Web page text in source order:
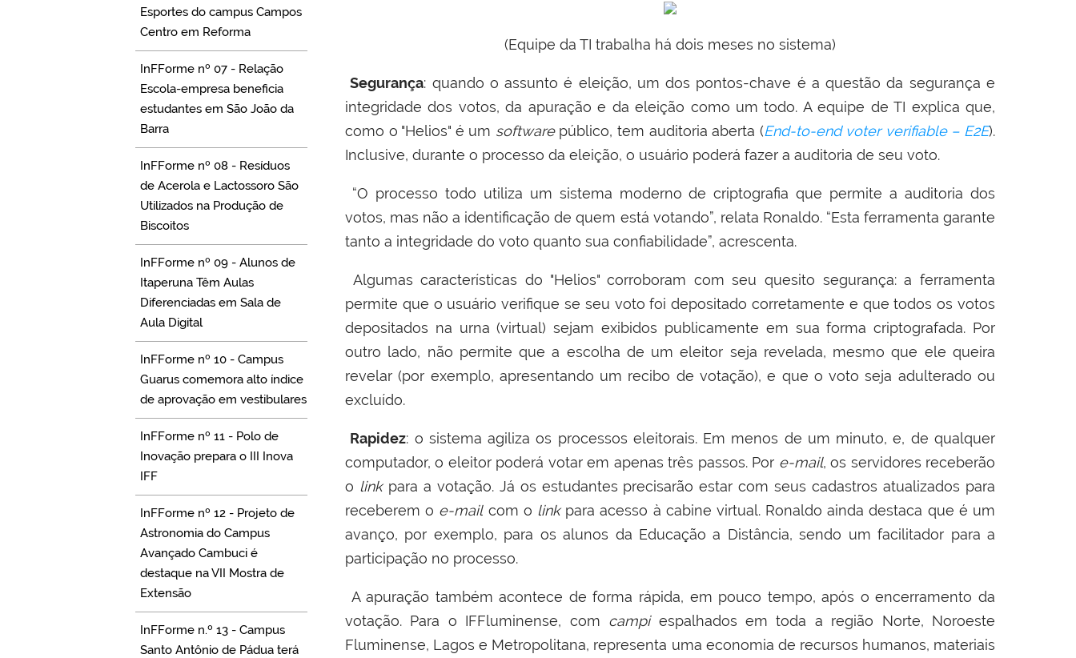
Esportes do campus Campos
Centro em Reforma
InFForme nº 07 - Relação
Escola-empresa beneficia
estudantes em São João da
Barra
InFForme nº 08 - Resíduos
de Acerola e Lactossoro São
Utilizados na Produção de
Biscoitos
InFForme nº 09 - Alunos de
Itaperuna Têm Aulas
Diferenciadas em Sala de
Aula Digital
InFForme nº 10 - Campus
Guarus comemora alto índice
de aprovação em vestibulares
InFForme nº 11 - Polo de
Inovação prepara o III Inova
IFF
InFForme nº 12 - Projeto de
Astronomia do Campus
Avançado Cambuci é
destaque na VII Mostra de
Extensão
InFForme n.º 13 - Campus
Santo Antônio de Pádua terá
(Equipe da TI trabalha há dois meses no sistema)
Segurança: quando o assunto é eleição, um dos pontos-chave é a questão da segurança e
integridade dos votos, da apuração e da eleição como um todo. A equipe de TI explica que,
como o "Helios" é um softwarepúblico, tem auditoria aberta (End-to-end voter verifiable – E2E).
Inclusive, durante o processo da eleição, o usuário poderá fazer a auditoria de seu voto.
“O processo todo utiliza um sistema moderno de criptografia que permite a auditoria dos
votos, mas não a identificação de quem está votando”, relata Ronaldo. “Esta ferramenta garante
tanto a integridade do voto quanto sua confiabilidade”, acrescenta.
Algumas características do "Helios" corroboram com seu quesito segurança: a ferramenta
permite que o usuário verifique se seu voto foi depositado corretamente e que todos os votos
depositados na urna (virtual) sejam exibidos publicamente em sua forma criptografada. Por
outro lado, não permite que a escolha de um eleitor seja revelada, mesmo que ele queira
revelar (por exemplo, apresentando um recibo de votação), e que o voto seja adulterado ou
excluído.
Rapidez: o sistema agiliza os processos eleitorais. Em menos de um minuto, e, de qualquer
computador, o eleitor poderá votar em apenas três passos. Por e-mail, os servidores receberão
o linkpara a votação. Já os estudantes precisarão estar com seus cadastros atualizados para
receberem o e-mailcom o linkpara acesso à cabine virtual. Ronaldo ainda destaca que é um
avanço, por exemplo, para os alunos da Educação a Distância, sendo um facilitador para a
participação no processo.
A apuração também acontece de forma rápida, em pouco tempo, após o encerramento da
votação. Para o IFFluminense, com campiespalhados em toda a região Norte, Noroeste
Fluminense, Lagos e Metropolitana, representa uma economia de recursos humanos, materiais